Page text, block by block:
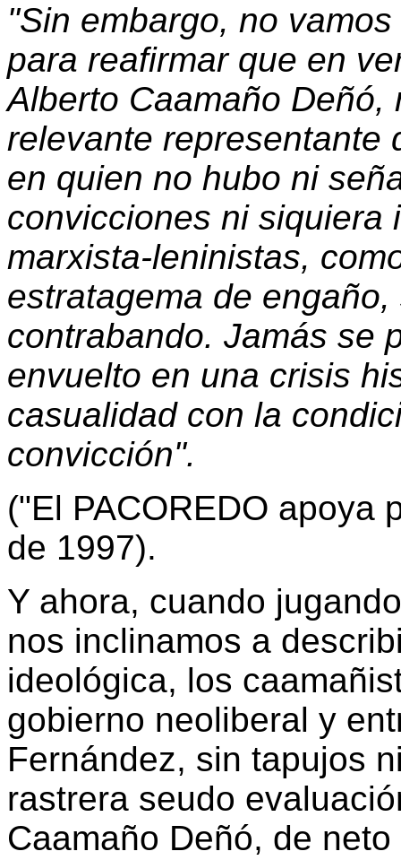
"Sin embargo, no
para reafirmar que en
Alberto Caamaño
relevante representante
en quien no hubo ni
convicciones ni siquiera
marxista-leninistas,
estratagema de
contrabando. Jamás se
envuelto en una crisis
casualidad con la
convicción".
("El PACOREDO apoya
de 1997).
Y ahora, cuando
nos inclinamos a
ideológica, los
gobierno neoliberal y
Fernández, sin tapujos
rastrera seudo
Caamaño Deñó, de